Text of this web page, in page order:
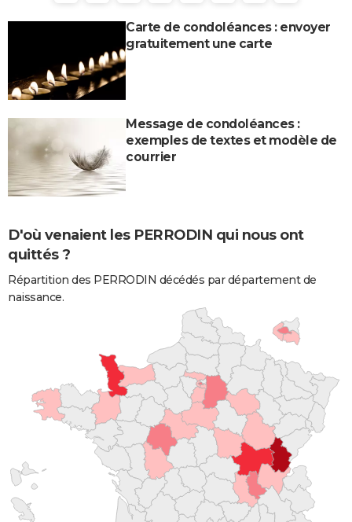
Carte de condoléances : envoyer
gratuitement une carte
Message de condoléances :
exemples de textes et modèle de
courrier
D'où venaient les PERRODIN qui nous ont
quittés ?
Répartition des PERRODIN décédés par département de
naissance.